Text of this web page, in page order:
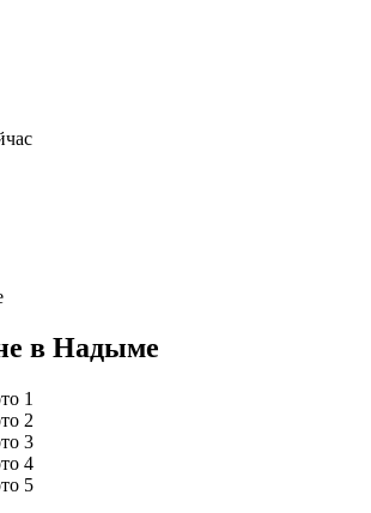
в Надыме